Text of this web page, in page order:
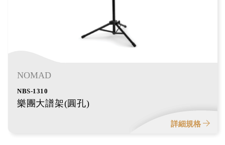
NOMAD
NBS-1310
樂團大譜架(圓孔)
詳細規格